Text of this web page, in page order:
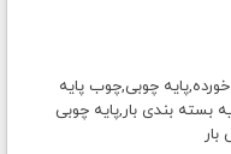
چوبی,چوب پایه
بندی بار,پایه چوبی
بار